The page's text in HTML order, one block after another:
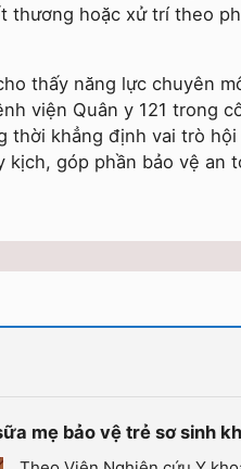
thương hoặc xử trí theo
thấy năng lực chuyên
viện Quân y 121 trong
thời khẳng định vai trò
góp phần bảo vệ an
mẹ bảo vệ trẻ sơ sinh